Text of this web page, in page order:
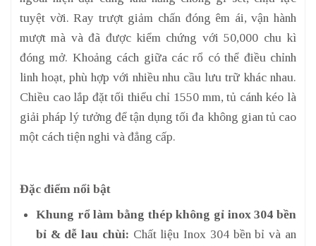
tuyệt vời. Ray trượt giảm chấn đóng êm ái, vận hành
mượt mà và đã được kiểm chứng với 50,000 chu kì
đóng mở. Khoảng cách giữa các rổ có thể điều chỉnh
linh hoạt, phù hợp với nhiều nhu cầu lưu trữ khác nhau.
Chiều cao lắp đặt tối thiểu chỉ 1550 mm, tủ cánh kéo là
giải pháp lý tưởng để tận dụng tối đa không gian tủ cao
một cách tiện nghi và đẳng cấp.
Đặc điểm nổi bật
Khung rổ làm bằng thép không gỉ inox 304 bền
bỉ & dễ lau chùi: Chất liệu Inox 304 bền bỉ và an